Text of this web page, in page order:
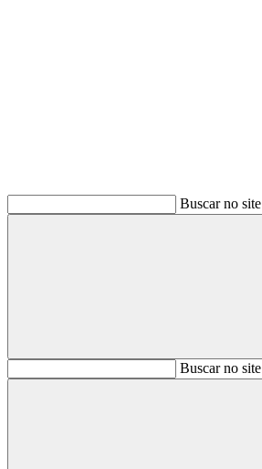
Buscar no site
BuscarBuscar no site